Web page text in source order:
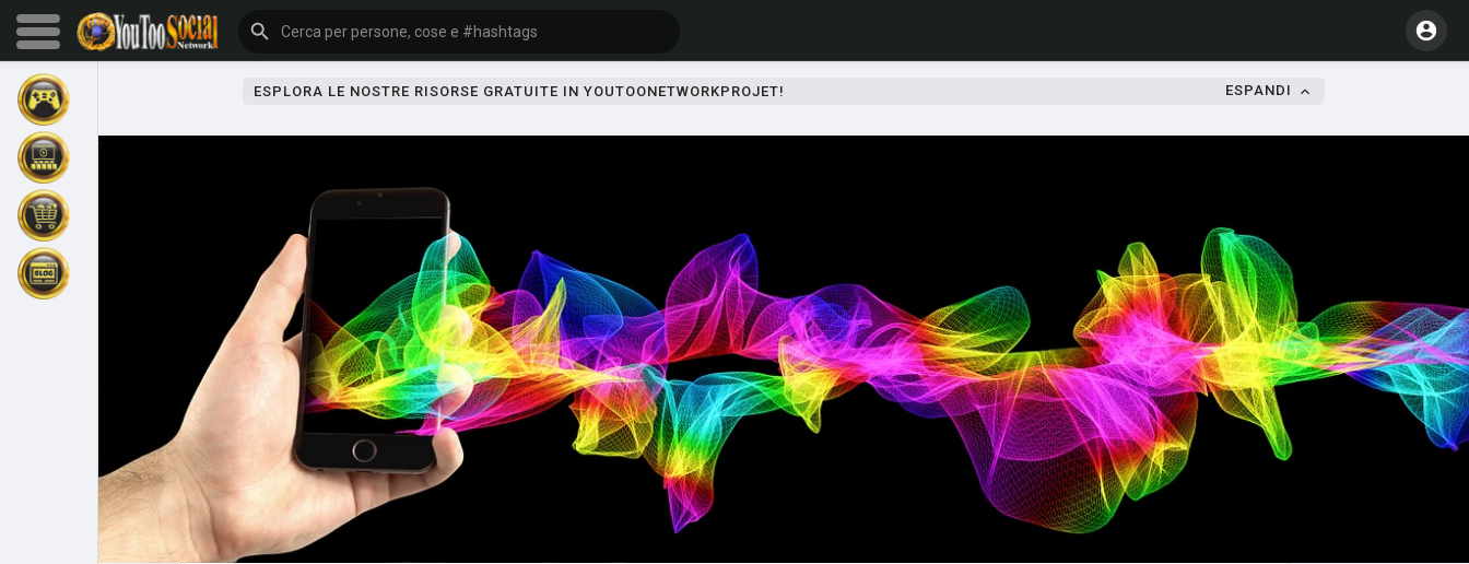
Sfoglia gli eventi
Esplorare
Post popolari Giochi
ESPLORA LE NOSTRE RISORSE GRATUITE IN YOUTOONETWORKPROJET! ESPANDI